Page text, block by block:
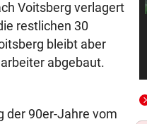
Voitsberg verlagert
restlichen 30
bleibt aber
abgebaut.
der 90er-Jahre vom